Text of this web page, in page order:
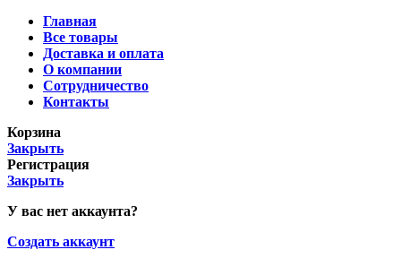
Главная
Все товары
Доставка и оплата
О компании
Сотрудничество
Контакты
Корзина
Закрыть
Регистрация
Закрыть
У вас нет аккаунта?
Создать аккаунт